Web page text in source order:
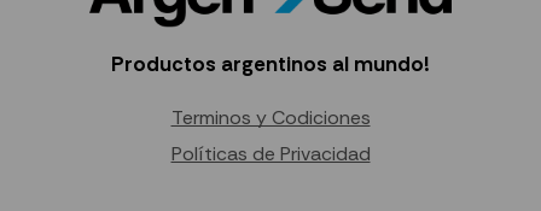
Productos argentinos al mundo!
Terminos y Codiciones
Políticas de Privacidad